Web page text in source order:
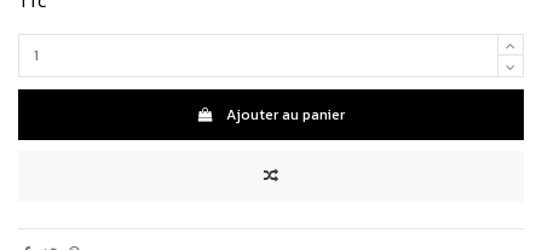
Ajouter au panier